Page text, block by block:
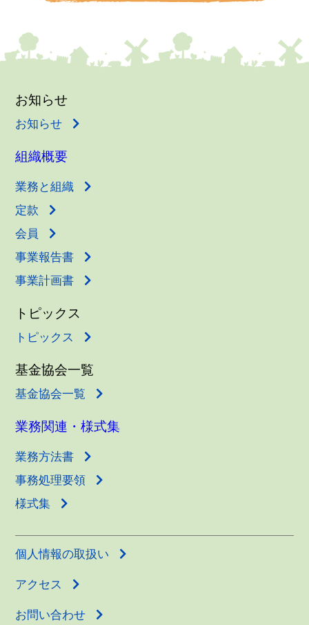
お知らせ
お知らせ
組織概要
業務と組織
定款
会員
事業報告書
事業計画書
トピックス
トピックス
基金協会一覧
基金協会一覧
業務関連・様式集
業務方法書
事務処理要領
様式集
個人情報の取扱い
アクセス
お問い合わせ